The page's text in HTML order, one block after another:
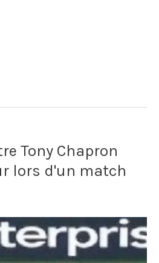
Tony Chapron
lors d'un match